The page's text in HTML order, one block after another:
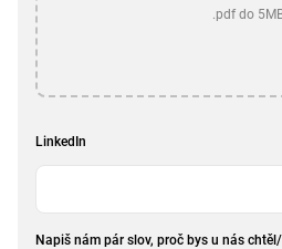
.pdf do
LinkedIn
Napiš nám pár slov, proč bys u nás